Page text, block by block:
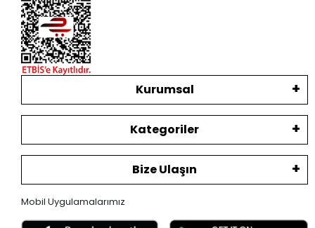
Kurumsal
Kategoriler
Bize Ulaşın
Mobil Uygulamalarımız